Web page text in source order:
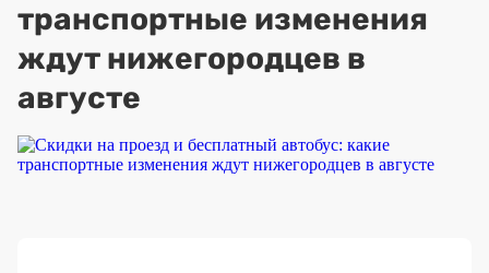
транспортные изменения
ждут нижегородцев в
августе